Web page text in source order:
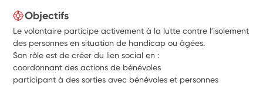
Objectifs
Le volontaire participe activement à la luttecontre l'isolement
des personnes en situation de handicap ou âgées.
Son rôle est de créer du lien social en :
coordonnant des actions de bénévoles
participant à des sorties avec bénévoles et personnes